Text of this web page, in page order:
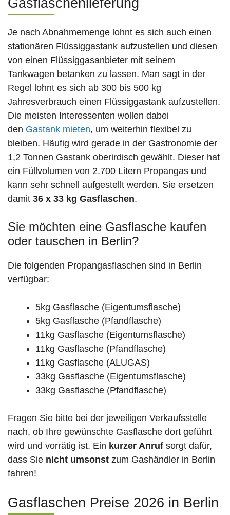
Gasflaschenlieferung
Je nach Abnahmemenge lohnt es sich auch einen
stationären Flüssiggastank aufzustellen und diesen
von einen Flüssiggasanbieter mit seinem
Tankwagen betanken zu lassen. Man sagt in der
Regel lohnt es sich ab 300 bis 500 kg
Jahresverbrauch einen Flüssiggastank aufzustellen.
Die meisten Interessenten wollen dabei
den Gastank mieten, um weiterhin flexibel zu
bleiben. Häufig wird gerade in der Gastronomie der
1,2 Tonnen Gastank oberirdisch gewählt. Dieser hat
ein Füllvolumen von 2.700 Litern Propangas und
kann sehr schnell aufgestellt werden. Sie ersetzen
damit 36 x 33 kg Gasflaschen.
Sie möchten eine Gasflasche kaufen
oder tauschen in Berlin?
Die folgenden Propangasflaschen sind in Berlin
verfügbar:
5kg Gasflasche (Eigentumsflasche)
5kg Gasflasche (Pfandflasche)
11kg Gasflasche (Eigentumsflasche)
11kg Gasflasche (Pfandflasche)
11kg Gasflasche (ALUGAS)
33kg Gasflasche (Eigentumsflasche)
33kg Gasflasche (Pfandflasche)
Fragen Sie bitte bei der jeweiligen Verkaufsstelle
nach, ob Ihre gewünschte Gasflasche dort geführt
wird und vorrätig ist. Ein kurzer Anruf sorgt dafür,
dass Sie nicht umsonst zum Gashändler in Berlin
fahren!
Gasflaschen Preise 2026 in Berlin